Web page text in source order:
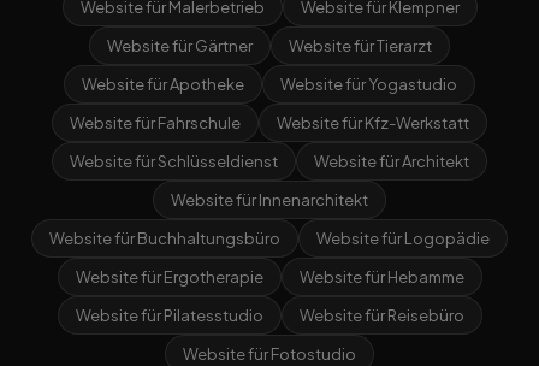
Website für Malerbetrieb
Website für Klempner
Website für Gärtner
Website für Tierarzt
Website für Apotheke
Website für Yogastudio
Website für Fahrschule
Website für Kfz-Werkstatt
Website für Schlüsseldienst
Website für Architekt
Website für Innenarchitekt
Website für Buchhaltungsbüro
Website für Logopädie
Website für Ergotherapie
Website für Hebamme
Website für Pilatesstudio
Website für Reisebüro
Website für Fotostudio